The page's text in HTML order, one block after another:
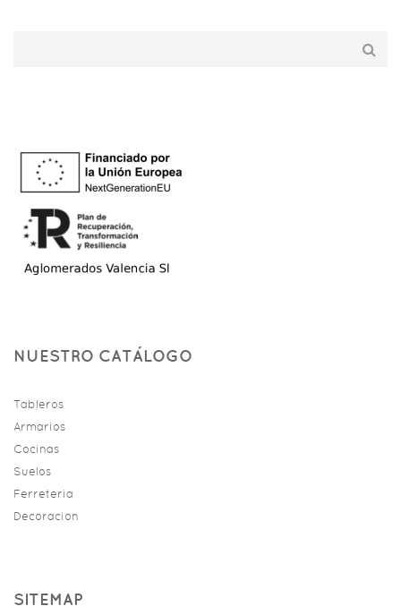
NUESTRO CATÁLOGO
Tableros
Armarios
Cocinas
Suelos
Ferreteria
Decoracion
SITEMAP